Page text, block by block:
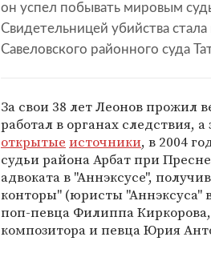
он успел побывать мировым
Свидетельницей убийства
Савеловского районного суда
За свои 38 лет Леонов прожил
работал в органах следствия,
открытые источники, в 2004
судьи района Арбат при
адвоката в "Аннэксусе",
конторы" (юристы "Аннэксуса"
поп-певца Филиппа
композитора и певца Юрия